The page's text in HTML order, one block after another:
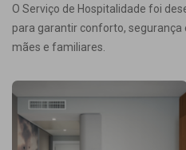
O Serviço de Hospitalidade foi
para garantir conforto, segurança
mães e familiares.